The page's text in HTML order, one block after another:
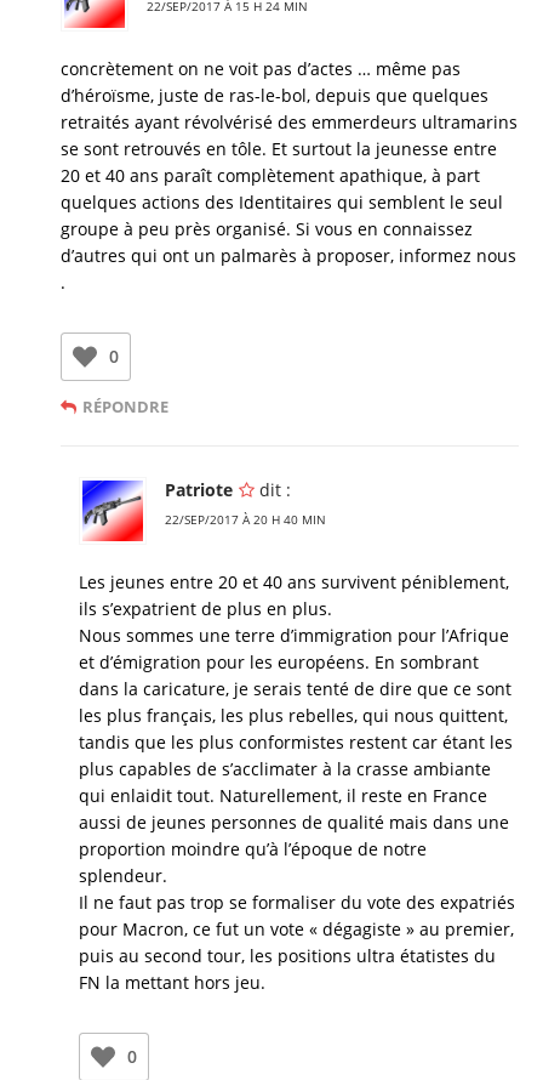
22/SEP/2017 À 15 H 24 MIN
concrètement on ne voit pas d’actes … même pas
d’héroïsme, juste de ras-le-bol, depuis que quelques
retraités ayant révolvérisé des emmerdeurs ultramarins
se sont retrouvés en tôle. Et surtout la jeunesse entre
20 et 40 ans paraît complètement apathique, à part
quelques actions des Identitaires qui semblent le seul
groupe à peu près organisé. Si vous en connaissez
d’autres qui ont un palmarès à proposer, informez nous
.
0
RÉPONDRE
Patriote dit :
22/SEP/2017 À 20 H 40 MIN
Les jeunes entre 20 et 40 ans survivent péniblement,
ils s’expatrient de plus en plus.
Nous sommes une terre d’immigration pour l’Afrique
et d’émigration pour les européens. En sombrant
dans la caricature, je serais tenté de dire que ce sont
les plus français, les plus rebelles, qui nous quittent,
tandis que les plus conformistes restent car étant les
plus capables de s’acclimater à la crasse ambiante
qui enlaidit tout. Naturellement, il reste en France
aussi de jeunes personnes de qualité mais dans une
proportion moindre qu’à l’époque de notre
splendeur.
Il ne faut pas trop se formaliser du vote des expatriés
pour Macron, ce fut un vote « dégagiste » au premier,
puis au second tour, les positions ultra étatistes du
FN la mettant hors jeu.
0